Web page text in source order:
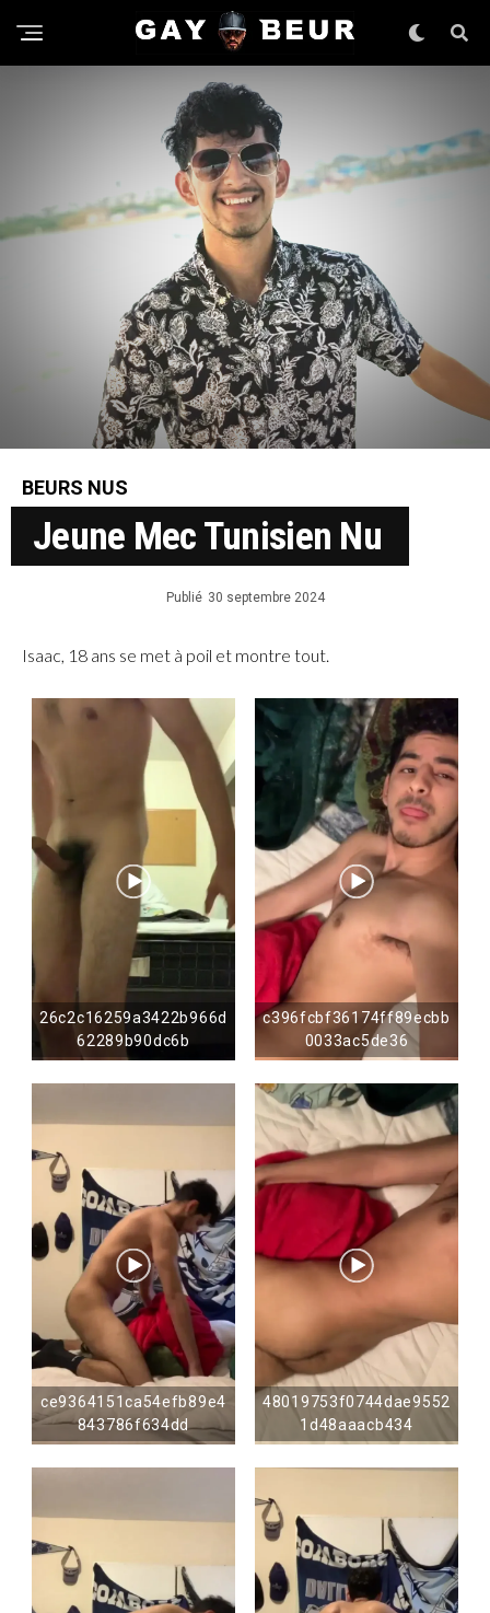
BEURS NUS
Jeune Mec Tunisien Nu
Publié 30 septembre 2024
Isaac, 18 ans se met à poil et montre tout.
26c2c16259a3422b966d
62289b90dc6b
c396fcbf36174ff89ecbb
0033ac5de36
ce9364151ca54efb89e4
843786f634dd
48019753f0744dae9552
1d48aaacb434